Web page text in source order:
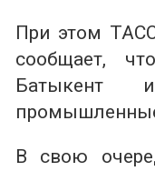
При этом
сообщает,
Батыкент
В свою